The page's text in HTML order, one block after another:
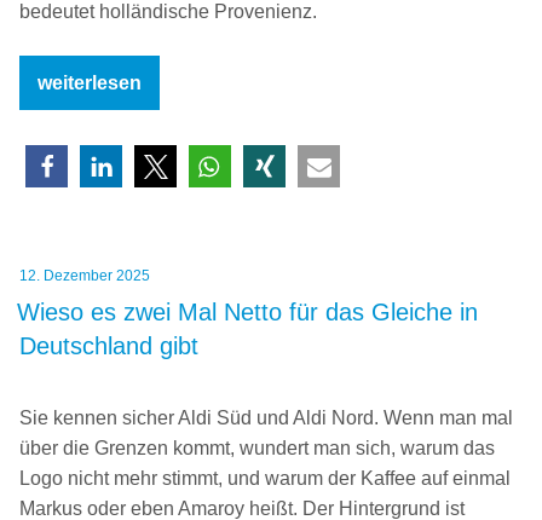
bedeutet holländische Provenienz.
„Woher
kommt
Jersey-
Käse?“
weiterlesen
Veröffentlicht
am
12. Dezember 2025
Wieso es zwei Mal Netto für das Gleiche in
Deutschland gibt
Sie kennen sicher Aldi Süd und Aldi Nord. Wenn man mal
über die Grenzen kommt, wundert man sich, warum das
Logo nicht mehr stimmt, und warum der Kaffee auf einmal
Markus oder eben Amaroy heißt. Der Hintergrund ist